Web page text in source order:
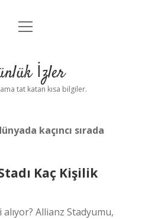
Anasayfa
Yasal Uyarı
menüyü
İzler
tat katan kısa bilgiler.
kaçıncı sırada
Kaç Kişilik
Allianz Stadyumu,